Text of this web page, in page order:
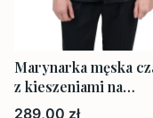
Marynarka męska
z kieszeniami na
zewnątrz
Cena
289,00 zł